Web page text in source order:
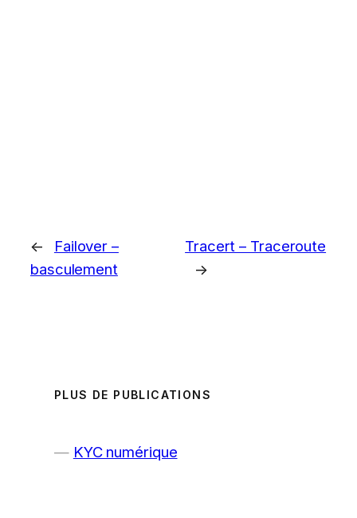
←
Failover –
basculement
Tracert – Traceroute
→
PLUS DE PUBLICATIONS
KYC numérique